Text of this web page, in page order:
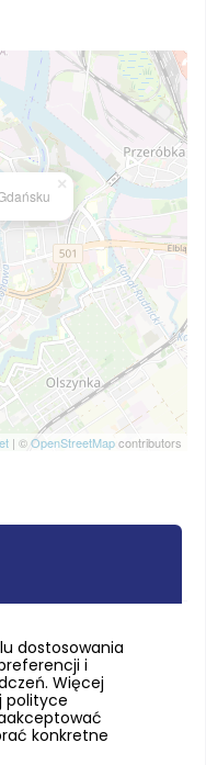
×
| ©OpenStreetMapcontributors
dostosowania
i
Więcej
polityce
konkretne